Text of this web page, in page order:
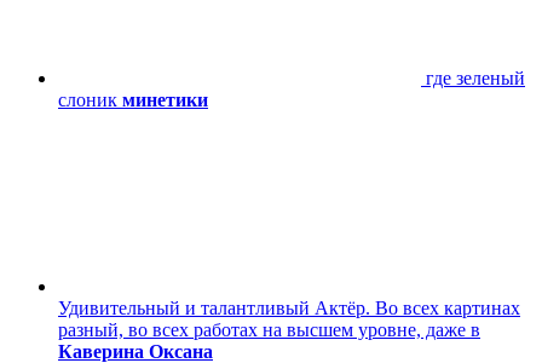
где зеленый
слоник минетики
Удивительный и талантливый Актёр. Во всех картинах
разный, во всех работах на высшем уровне, даже в
Каверина Оксана